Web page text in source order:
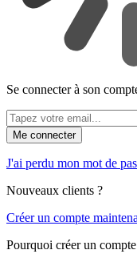
Se connecter à son
Me connecter
J'ai perdu mon mot de
Nouveaux clients ?
Créer un compte
Pourquoi créer un